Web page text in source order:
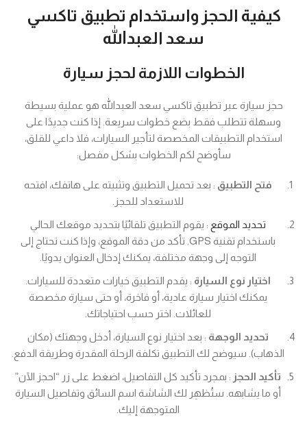
كيفية الحجز واستخدام تطبيق تاكسي
سعد العبدالله
الخطوات اللازمة لحجز سيارة
حجز سيارة عبر تطبيق تاكسي سعد العبدالله هو عملية بسيطة
وسهلة تتطلب فقط بضع خطوات سريعة. إذا كنت جديدًا على
استخدام التطبيقات المخصصة لتأجير السيارات، فلا داعي للقلق،
سأوضح لكم الخطوات بشكل مفصل:
فتح التطبيق : بعد تحميل التطبيق وتثبيته على هاتفك، افتحه
للاستعداد للحجز.
تحديد الموقع : يقوم التطبيق تلقائيًا بتحديد موقعك الحالي
باستخدام تقنية GPS. تأكد من دقة الموقع، وإذا كنت تحتاج إلى
التوجه إلى وجهة مختلفة، يمكنك إدخال العنوان يدويًا.
اختيار نوع السيارة : يقدم التطبيق خيارات متعددة للسيارات.
يمكنك اختيار سيارة عادية، أو فاخرة، أو حتى سيارة مخصصة
للعائلات. اختر حسب احتياجاتك.
تحديد الوجهة : بعد اختيار نوع السيارة، أدخل وجهتك (مكان
الذهاب). سيوضح لك التطبيق تكلفة الرحلة المقدرة وطريقة الدفع.
تأكيد الحجز : بمجرد تأكيد كل التفاصيل، اضغط على زر “احجز الآن”
أو ما يشابهه. ستُظهِر لك الشاشة اسم السائق وتفاصيل السيارة
المتوجهة إليك.